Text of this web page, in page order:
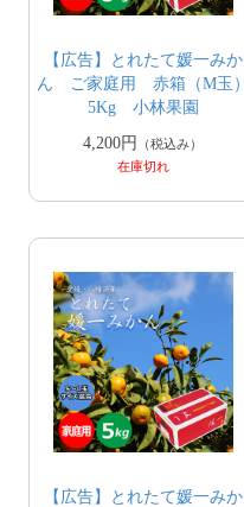
【広告】とれたて媛一みか
ん ご家庭用 赤箱（M玉）
5Kg 小林果園
4,200円
（税込み）
在庫切れ
【広告】とれたて媛一みか